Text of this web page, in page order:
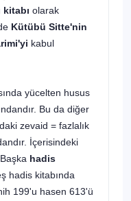
olarak
Kütübü Sitte'nin
kabul
yücelten husus
Bu da diğer
zevaid = fazlalık
İçerisindeki
hadis
hadis kitabında
199'u hasen 613'ü